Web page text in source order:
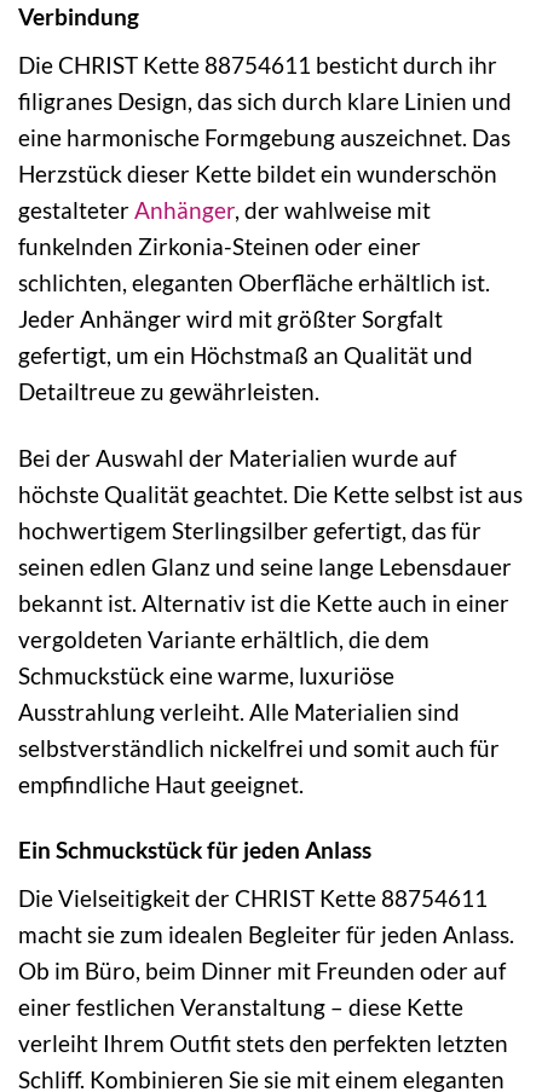
Verbindung
Die CHRIST Kette 88754611 besticht durch ihr
filigranes Design, das sich durch klare Linien und
eine harmonische Formgebung auszeichnet. Das
Herzstück dieser Kette bildet ein wunderschön
gestalteter Anhänger, der wahlweise mit
funkelnden Zirkonia-Steinen oder einer
schlichten, eleganten Oberfläche erhältlich ist.
Jeder Anhänger wird mit größter Sorgfalt
gefertigt, um ein Höchstmaß an Qualität und
Detailtreue zu gewährleisten.
Bei der Auswahl der Materialien wurde auf
höchste Qualität geachtet. Die Kette selbst ist aus
hochwertigem Sterlingsilber gefertigt, das für
seinen edlen Glanz und seine lange Lebensdauer
bekannt ist. Alternativ ist die Kette auch in einer
vergoldeten Variante erhältlich, die dem
Schmuckstück eine warme, luxuriöse
Ausstrahlung verleiht. Alle Materialien sind
selbstverständlich nickelfrei und somit auch für
empfindliche Haut geeignet.
Ein Schmuckstück für jeden Anlass
Die Vielseitigkeit der CHRIST Kette 88754611
macht sie zum idealen Begleiter für jeden Anlass.
Ob im Büro, beim Dinner mit Freunden oder auf
einer festlichen Veranstaltung – diese Kette
verleiht Ihrem Outfit stets den perfekten letzten
Schliff. Kombinieren Sie sie mit einem eleganten